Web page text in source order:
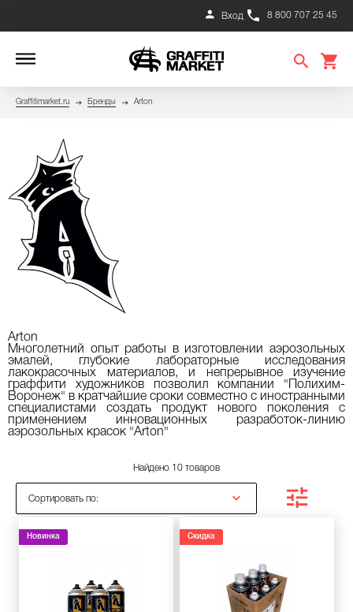
8 800 707 25 45
Вход
Graffitimarket.ru Бренды Arton
Arton
Многолетний опыт работы в изготовлении аэрозольных
эмалей, глубокие лабораторные исследования
лакокрасочных материалов, и непрерывное изучение
граффити художников позволил компании "Полихим-
Воронеж" в кратчайшие сроки совместно с иностранными
специалистами создать продукт нового поколения с
применением инновационных разработок-линию
аэрозольных красок "Arton"
Найдено 10 товаров
Сортировать по:
Новинка Скидка